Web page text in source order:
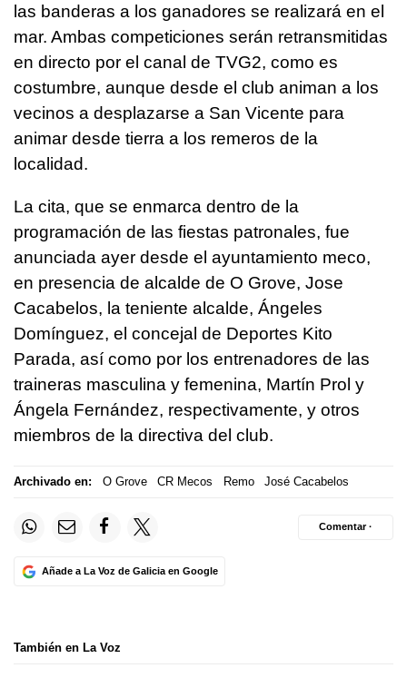
las banderas a los ganadores se realizará en el
mar. Ambas competiciones serán retransmitidas
en directo por el canal de TVG2, como es
costumbre, aunque desde el club animan a los
vecinos a desplazarse a San Vicente para
animar desde tierra a los remeros de la
localidad.
La cita, que se enmarca dentro de la
programación de las fiestas patronales, fue
anunciada ayer desde el ayuntamiento meco,
en presencia de alcalde de O Grove, Jose
Cacabelos, la teniente alcalde, Ángeles
Domínguez, el concejal de Deportes Kito
Parada, así como por los entrenadores de las
traineras masculina y femenina, Martín Prol y
Ángela Fernández, respectivamente, y otros
miembros de la directiva del club.
Archivado en: O Grove CR Mecos Remo José Cacabelos
Añade a La Voz de Galicia en Google
Comentar ·
También en La Voz